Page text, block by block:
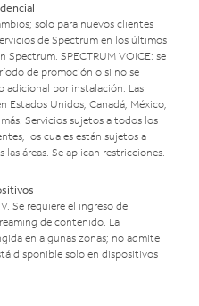
solo para nuevos clientes
de Spectrum en los últimos
Spectrum. SPECTRUM VOICE: se
de promoción o si no se
adicional por instalación. Las
Estados Unidos, Canadá, México,
Servicios sujetos a todos los
los cuales están sujetos a
áreas. Se aplican restricciones.
Se requiere el ingreso de
de contenido. La
en algunas zonas; no admite
disponible solo en dispositivos